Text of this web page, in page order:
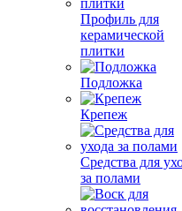
Профиль для
керамической
плитки
Подложка
Крепеж
Средства для
за полами